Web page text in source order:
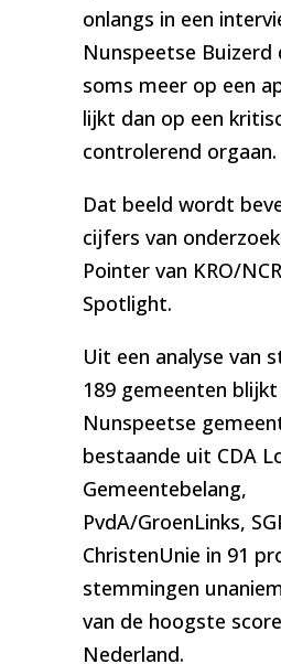
onlangs in een
Nunspeetse Buizerd
soms meer op een
lijkt dan op een
controlerend orgaan.
Dat beeld wordt
cijfers van
Pointer van KRO/
Spotlight.
Uit een analyse van
189 gemeenten
Nunspeetse
bestaande uit CDA
Gemeentebelang,
PvdA/GroenLinks,
ChristenUnie in 91
stemmingen
van de hoogste
Nederland.